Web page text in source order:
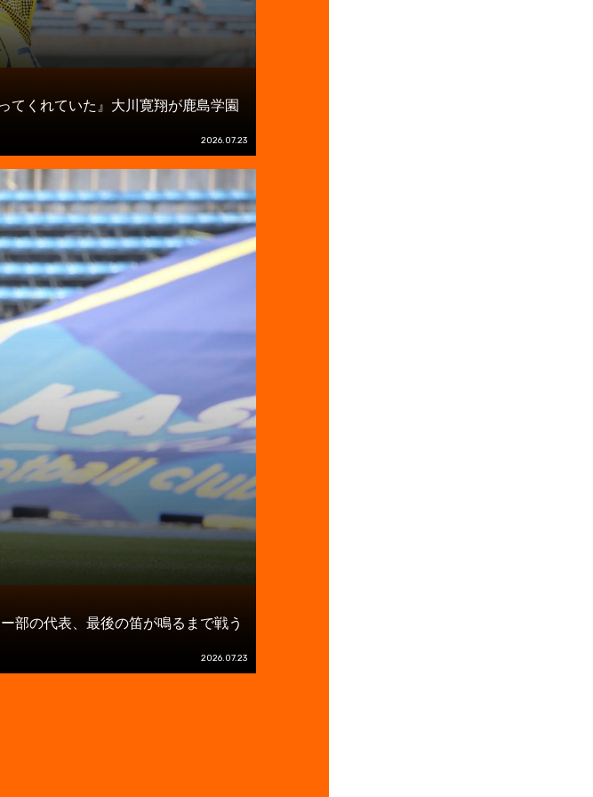
てくれていた』大川寛翔が鹿島学園
2026.07.23
部の代表、最後の笛が鳴るまで戦う
2026.07.23